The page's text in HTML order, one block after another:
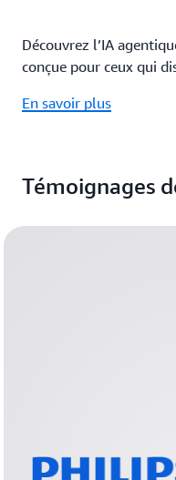
Découvrez l’IA
conçue pour ceux qui
En savoir plus
Témoignages